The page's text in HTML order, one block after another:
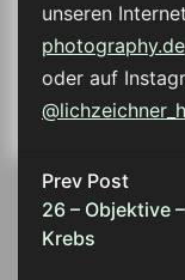
unseren
photography.de
oder auf
Prev Post
26 – Objektive
Krebs